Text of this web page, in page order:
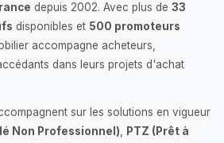
depuis 2002. Avec plus de 33
disponibles et 500 promoteurs
accompagne acheteurs,
dans leurs projets d'achat
sur les solutions en vigueur
Non Professionnel)
PTZ (Prêt à